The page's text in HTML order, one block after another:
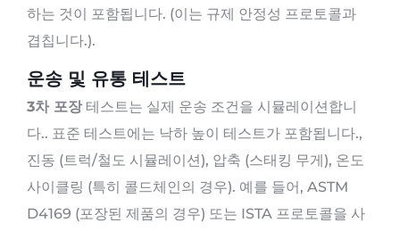
하는 것이 포함됩니다. (이는 규제 안정성 프로토콜과
겹칩니다.).
운송 및 유통 테스트
3차 포장테스트는 실제 운송 조건을 시뮬레이션합니
다.. 표준 테스트에는 낙하 높이 테스트가 포함됩니다.,
진동 (트럭/철도 시뮬레이션), 압축 (스태킹 무게), 온도
사이클링 (특히 콜드체인의 경우). 예를 들어, ASTM
D4169 (포장된 제품의 경우) 또는 ISTA 프로토콜을 사